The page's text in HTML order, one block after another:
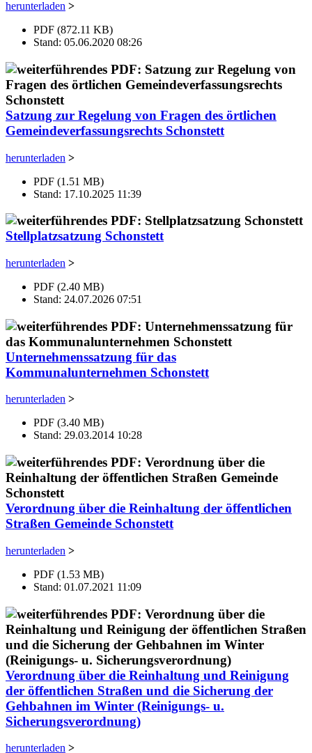
herunterladen >
PDF (872.11 KB)
Stand: 05.06.2020 08:26
Satzung zur Regelung von Fragen des örtlichen
Gemeindeverfassungsrechts Schonstett
herunterladen >
PDF (1.51 MB)
Stand: 17.10.2025 11:39
Stellplatzsatzung Schonstett
herunterladen >
PDF (2.40 MB)
Stand: 24.07.2026 07:51
Unternehmenssatzung für das
Kommunalunternehmen Schonstett
herunterladen >
PDF (3.40 MB)
Stand: 29.03.2014 10:28
Verordnung über die Reinhaltung der öffentlichen
Straßen Gemeinde Schonstett
herunterladen >
PDF (1.53 MB)
Stand: 01.07.2021 11:09
Verordnung über die Reinhaltung und Reinigung
der öffentlichen Straßen und die Sicherung der
Gehbahnen im Winter (Reinigungs- u.
Sicherungsverordnung)
herunterladen >